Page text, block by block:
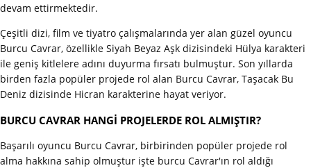
devam ettirmektedir.
Çeşitli dizi, film ve tiyatro çalışmalarında yer alan güzel oyuncu
Burcu Cavrar, özellikle Siyah Beyaz Aşk dizisindeki Hülya karakteri
ile geniş kitlelere adını duyurma fırsatı bulmuştur. Son yıllarda
birden fazla popüler projede rol alan Burcu Cavrar, Taşacak Bu
Deniz dizisinde Hicran karakterine hayat veriyor.
BURCU CAVRAR HANGİ PROJELERDE ROL ALMIŞTIR?
Başarılı oyuncu Burcu Cavrar, birbirinden popüler projede rol
alma hakkına sahip olmuştur işte burcu Cavrar'ın rol aldığı